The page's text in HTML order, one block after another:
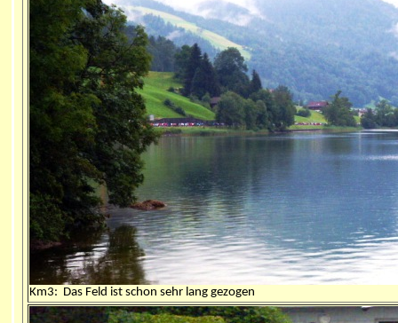
Km3: Das Feld ist schon sehr lang gezogen